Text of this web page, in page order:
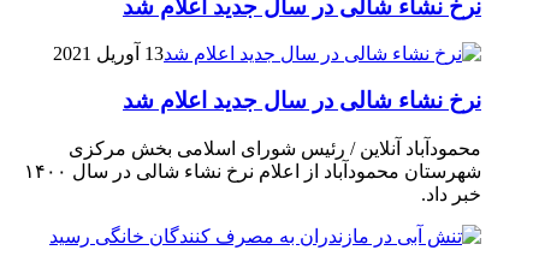
نرخ نشاء شالی در سال جدید اعلام شد
13 آوریل 2021
نرخ نشاء شالی در سال جدید اعلام شد
محمودآباد آنلاین / رئیس شورای اسلامی بخش مرکزی
شهرستان محمودآباد از اعلام نرخ نشاء شالی در سال ۱۴۰۰
خبر داد.